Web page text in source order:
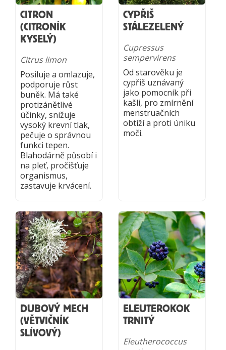
CITRON
(CITRONÍK
KYSELÝ)
Citrus limon
Posiluje a omlazuje,
podporuje růst
buněk. Má také
protizánětlivé
účinky, snižuje
vysoký krevní tlak,
pečuje o správnou
funkci tepen.
Blahodárně působí i
na pleť, pročišťuje
organismus,
zastavuje krvácení.
CYPŘIŠ
STÁLEZELENÝ
Cupressus
sempervirens
Od starověku je
cypřiš uznávaný
jako pomocník při
kašli, pro zmírnění
menstruačních
obtíží a proti úniku
moči.
DUBOVÝ MECH
(VĚTVIČNÍK
SLÍVOVÝ)
ELEUTEROKOK
TRNITÝ
Eleutherococcus